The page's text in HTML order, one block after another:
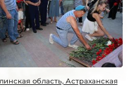
область, Астраханская